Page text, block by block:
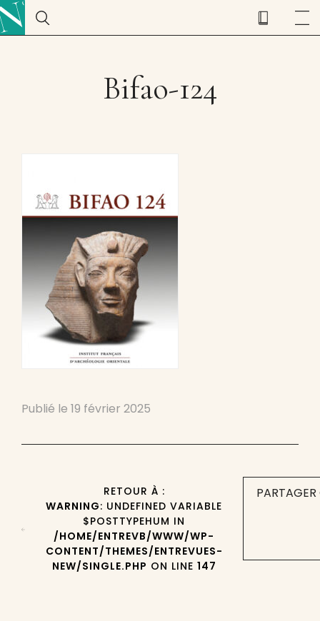
Bifao-124
Publié le 19 février 2025
RETOUR À :
WARNING: UNDEFINED VARIABLE
$POSTTYPEHUM IN
/HOME/ENTREVB/WWW/WP-
CONTENT/THEMES/ENTREVUES-
NEW/SINGLE.PHP ON LINE 147